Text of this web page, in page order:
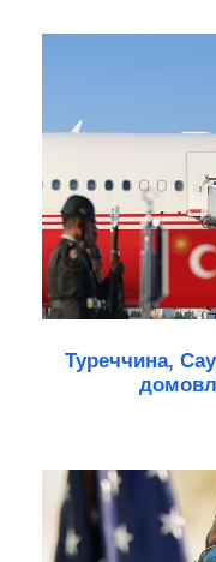
Туреччина,